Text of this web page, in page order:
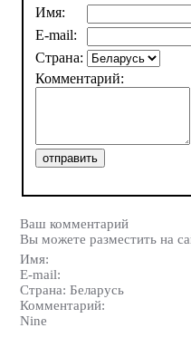
Имя:
E-mail:
Страна:
Комментарий:
Ваш комментарий
Вы можете разместить на
Имя:
E-mail:
Страна: Беларусь
Комментарий:
Nine